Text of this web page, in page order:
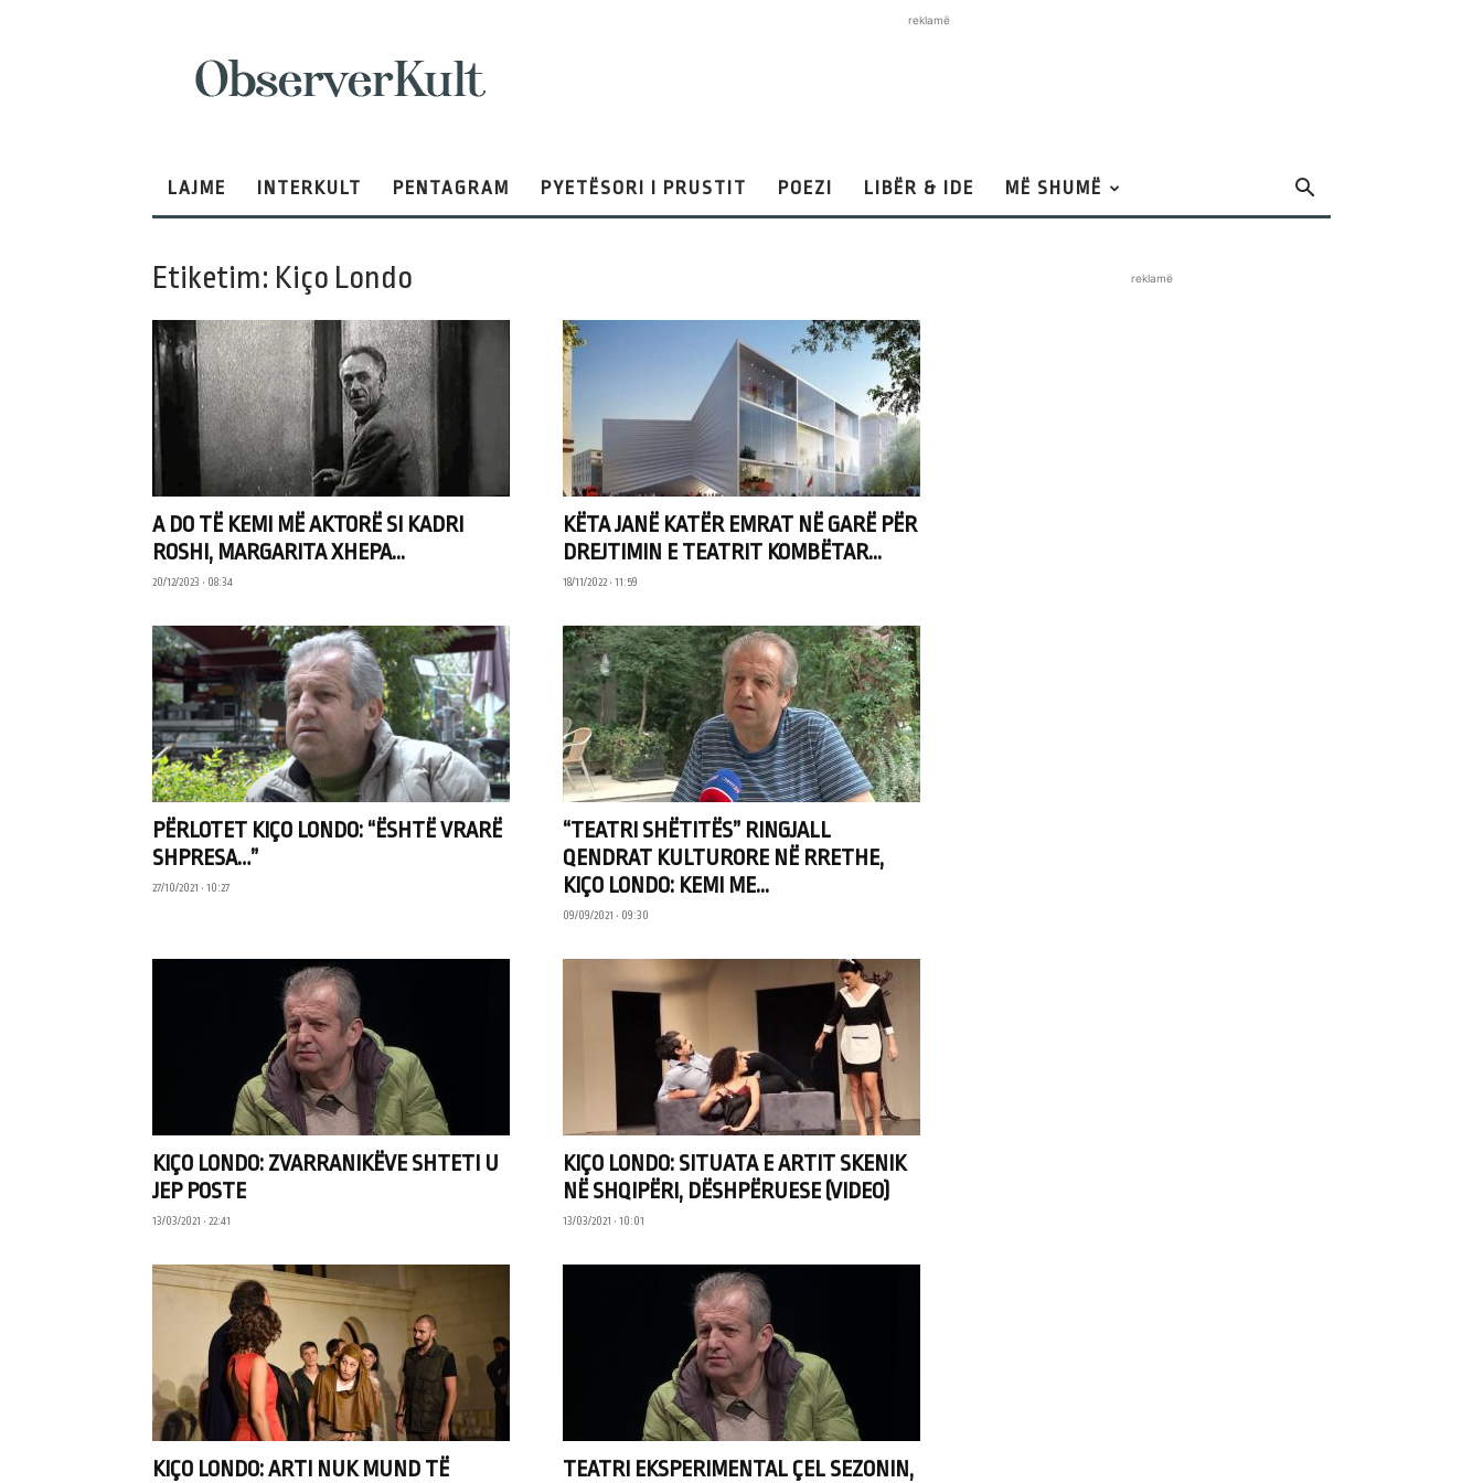
reklamë
LAJME INTERKULT PENTAGRAM PYETËSORI I PRUSTIT POEZI LIBËR & IDE MË SHUMË
Etiketim: Kiço Londo
A DO TË KEMI MË AKTORË SI KADRI
ROSHI, MARGARITA XHEPA...
20/12/2023 • 08:34
KËTA JANË KATËR EMRAT NË GARË PËR
DREJTIMIN E TEATRIT KOMBËTAR...
18/11/2022 • 11:59
PËRLOTET KIÇO LONDO: “ËSHTË VRARË
SHPRESA…”
27/10/2021 • 10:27
“TEATRI SHËTITËS” RINGJALL
QENDRAT KULTURORE NË RRETHE,
KIÇO LONDO: KEMI ME...
09/09/2021 • 09:30
KIÇO LONDO: ZVARRANIKËVE SHTETI U
JEP POSTE
13/03/2021 • 22:41
KIÇO LONDO: SITUATA E ARTIT SKENIK
NË SHQIPËRI, DËSHPËRUESE (VIDEO)
13/03/2021 • 10:01
KIÇO LONDO: ARTI NUK MUND TË TEATRI EKSPERIMENTAL ÇEL SEZONIN,
reklamë